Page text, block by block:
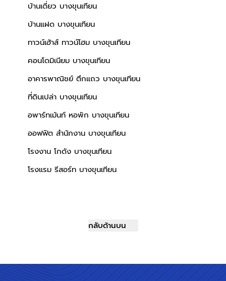
บ้านเดี่ยว บางขุนเทียน
บ้านแฝด บางขุนเทียน
ทาวน์เฮ้าส์ ทาวน์โฮม บางขุนเทียน
คอนโดมิเนียม บางขุนเทียน
อาคารพาณิชย์ ตึกแถว บางขุนเทียน
ที่ดินเปล่า บางขุนเทียน
อพาร์ทเม้นท์ หอพัก บางขุนเทียน
ออฟฟิต สำนักงาน บางขุนเทียน
โรงงาน โกดัง บางขุนเทียน
โรงแรม รีสอร์ท บางขุนเทียน
กลับด้านบน